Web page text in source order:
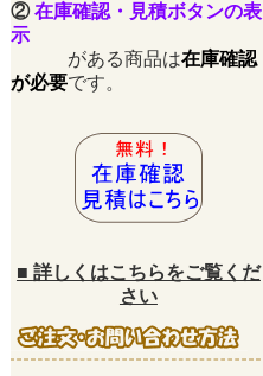
②在庫確認・見積ボタンの表
示
がある商品は在庫確認
が必要です。
■ 詳しくはこちらをご覧くだ
さい